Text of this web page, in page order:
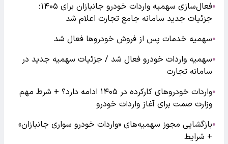
●
فعال‌سازی سهمیه واردات خودرو جانبازان برای ۱۴۰۵؛
جزئیات جدید سامانه جامع تجارت اعلام شد
●سهمیه خدمات پس از فروش خودرو‌ها فعال شد
●سهمیه واردات خودرو فعال شد / جزئیات سهمیه جدید در
سامانه تجارت
●
واردات خودروهای کارکرده در ۱۴۰۵ ادامه دارد؟ + شرط مهم
وزارت صمت برای آغاز واردات خودرو
●بازگشایی مجوز سهمیه‌های «واردات خودرو سواری جانبازان»
+ شرایط